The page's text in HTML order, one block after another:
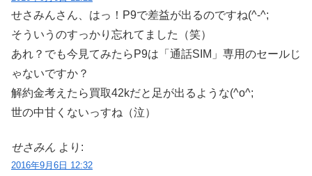
せさみんさん、はっ！P9で差益が出るのですね(^-^;
そういうのすっかり忘れてました（笑）
あれ？でも今見てみたらP9は「通話SIM」専用のセールじ
ゃないですか？
解約金考えたら買取42kだと足が出るような(^o^;
世の中甘くないっすね（泣）
せさみん より:
2016年9月6日 12:32